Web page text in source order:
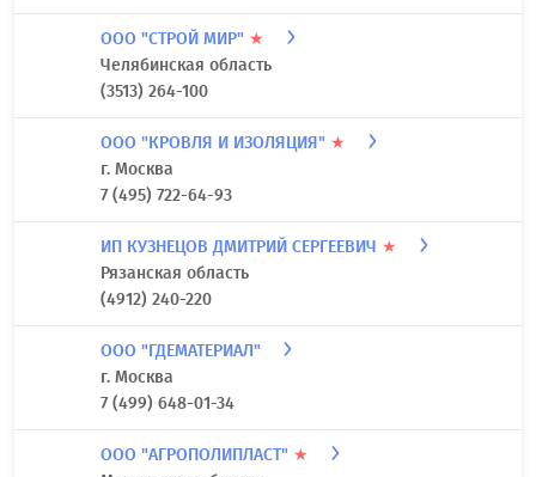
ООО "СТРОЙ МИР" ★
Челябинская область
(3513) 264-100
ООО "КРОВЛЯ И ИЗОЛЯЦИЯ" ★
г. Москва
7 (495) 722-64-93
ИП КУЗНЕЦОВ ДМИТРИЙ СЕРГЕЕВИЧ ★
Рязанская область
(4912) 240-220
ООО "ГДЕМАТЕРИАЛ"
г. Москва
7 (499) 648-01-34
ООО "АГРОПОЛИПЛАСТ" ★